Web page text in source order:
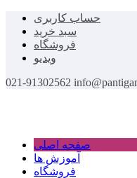
حساب کاربری
سبد خرید
فروشگاه
ویدیو
021-91302562
صفحه اصلی
آموزش ها
فروشگاه